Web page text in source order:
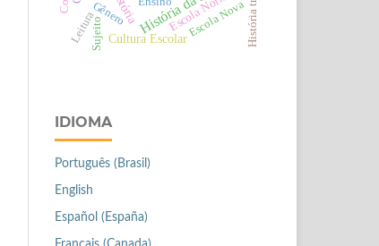
Cultura Escolar
Gênero Escola Nova
LeituraSujeito
IDIOMA
Português (Brasil)
English
Español (España)